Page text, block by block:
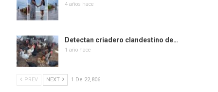
4 años hace
Detectan criadero clandestino de…
1 año hace
PREV NEXT 1 De 22,806